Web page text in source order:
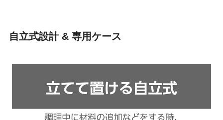
自立式設計 & 専用ケース